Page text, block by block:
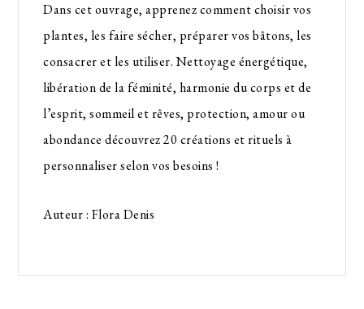
Dans cet ouvrage, apprenez comment choisir vos
plantes, les faire sécher, préparer vos bâtons, les
consacrer et les utiliser. Nettoyage énergétique,
libération de la féminité, harmonie du corps et de
l’esprit, sommeil et rêves, protection, amour ou
abondance découvrez 20 créations et rituels à
personnaliser selon vos besoins !
Auteur : Flora Denis